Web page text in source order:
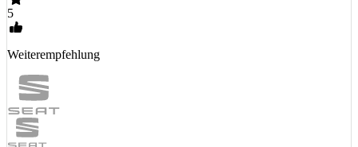
5
Weiterempfehlung